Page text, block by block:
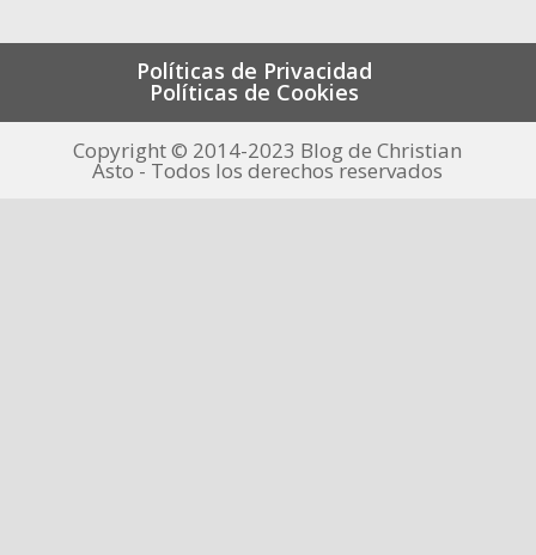
Políticas de Privacidad
Políticas de Cookies
Copyright © 2014-2023 Blog de Christian
Asto - Todos los derechos reservados